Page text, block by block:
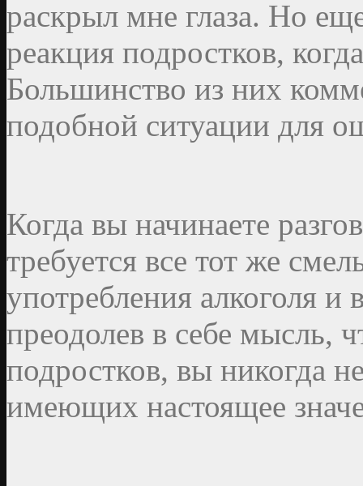
раскрыл мне глаза. Но
реакция подростков,
Большинство из них
подобной ситуации для
Когда вы начинаете
требуется все тот же
употребления алкоголя
преодолев в себе мысль,
подростков, вы никогда
имеющих настоящее